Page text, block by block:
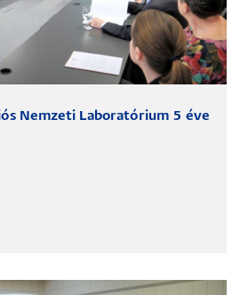
Nemzeti Laboratórium 5 éve